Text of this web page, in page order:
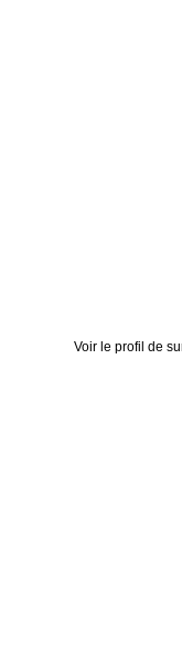
Voir le profil de